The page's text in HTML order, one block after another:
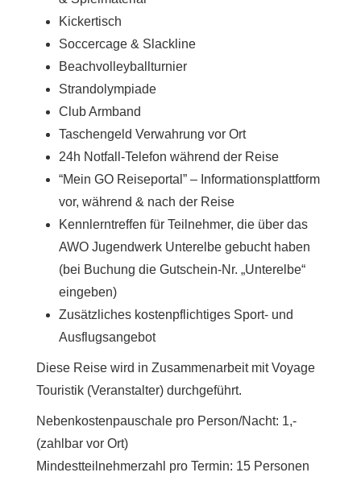
Kickertisch
Soccercage & Slackline
Beachvolleyballturnier
Strandolympiade
Club Armband
Taschengeld Verwahrung vor Ort
24h Notfall-Telefon während der Reise
“Mein GO Reiseportal” – Informationsplattform
vor, während & nach der Reise
Kennlerntreffen für Teilnehmer, die über das
AWO Jugendwerk Unterelbe gebucht haben
(bei Buchung die Gutschein-Nr. „Unterelbe“
eingeben)
Zusätzliches kostenpflichtiges Sport- und
Ausflugsangebot
Diese Reise wird in Zusammenarbeit mit Voyage
Touristik (Veranstalter) durchgeführt.
Nebenkostenpauschale pro Person/Nacht: 1,-
(zahlbar vor Ort)
Mindestteilnehmerzahl pro Termin: 15 Personen